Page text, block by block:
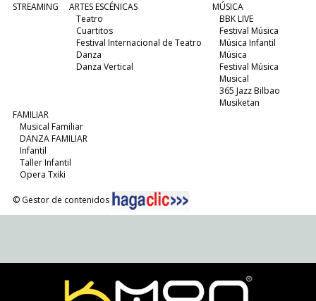
STREAMING
ARTES ESCÉNICAS
Teatro
Cuartitos
Festival Internacional de Teatro
Danza
Danza Vertical
MÚSICA
BBK LIVE
Festival Música
Música Infantil
Música
Festival Música
Musical
365 Jazz Bilbao
Musiketan
FAMILIAR
Musical Familiar
DANZA FAMILIAR
Infantil
Taller Infantil
Opera Txiki
© Gestor de contenidos